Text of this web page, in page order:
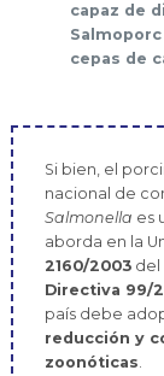
capaz de
Salmoporc
cepas de
Si bien, el
nacional de
Salmonella es
aborda en la
2160/2003del
Directiva 99/
país debe
reducción y
zoonóticas.